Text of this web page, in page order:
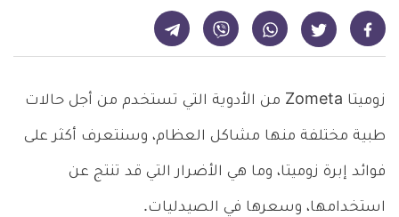
شارك على فيسبوك - ديلي ميديكال انفو شارك على تويتر - ديلي ميديكال انفو شارك على واتساب - ديلي ميديكال انفو شارك على فايبر - ديلي ميديكال انفو شارك على تيليجرام - ديلي ميديكال انفو
زوميتا Zometa من الأدوية التي تستخدم من أجل حالات
طبية مختلفة منها مشاكل العظام، وسنتعرف أكثر على
فوائد إبرة زوميتا، وما هي الأضرار التي قد تنتج عن
استخدامها، وسعرها في الصيدليات.